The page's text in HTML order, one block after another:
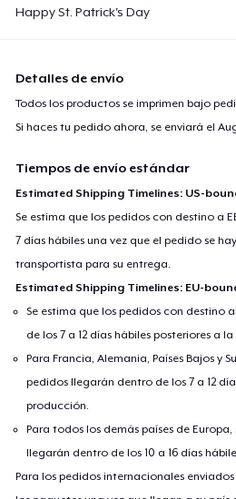
Happy St. Patrick's Day
Detalles de envío
Todos los productos se imprimen bajo
Si haces tu pedido ahora, se enviará el
Tiempos de envío estándar
Estimated Shipping Timelines: US-
Se estima que los pedidos con destino a
7 días hábiles una vez que el pedido se
transportista para su entrega.
Estimated Shipping Timelines: EU-
Se estima que los pedidos con destino
de los 7 a 12 días hábiles posteriores a
Para Francia, Alemania, Países Bajos y
pedidos llegarán dentro de los 7 a 12
producción.
Para todos los demás países de
llegarán dentro de los 10 a 16 días
Para los pedidos internacionales
24,99 US$